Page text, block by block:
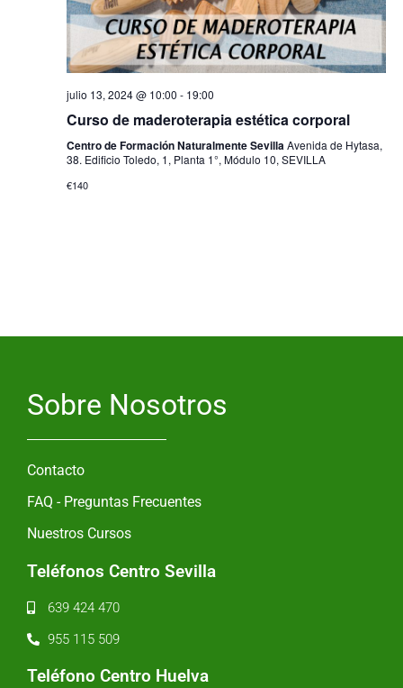
julio 13, 2024 @ 10:00 - 19:00
Curso de maderoterapia estética corporal
Centro de Formación Naturalmente SevillaAvenida de Hytasa,
38. Edificio Toledo, 1, Planta 1°, Módulo 10, SEVILLA
€140
Sobre Nosotros
Contacto
FAQ - Preguntas Frecuentes
Nuestros Cursos
Teléfonos Centro Sevilla
639 424 470
955 115 509
Teléfono Centro Huelva